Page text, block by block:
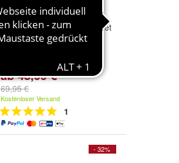
Sneakers Puma Carina Street
Silber
ab 48,99 €
69,95 €
Kostenloser Versand
1
- 32%